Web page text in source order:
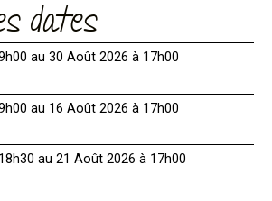
dates
au 30 Août 2026 à 17h00
au 16 Août 2026 à 17h00
au 21 Août 2026 à 17h00